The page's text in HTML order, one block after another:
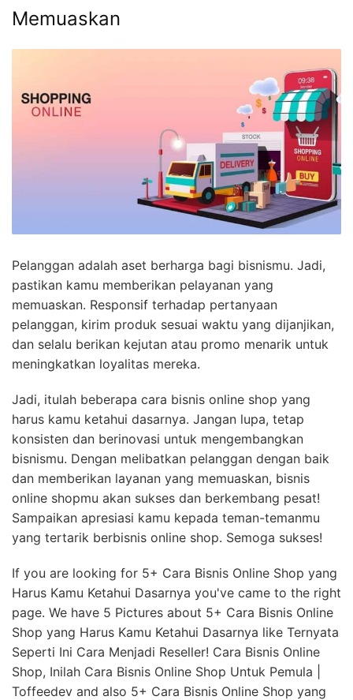
Memuaskan
Pelanggan adalah aset berharga bagi bisnismu. Jadi,
pastikan kamu memberikan pelayanan yang
memuaskan. Responsif terhadap pertanyaan
pelanggan, kirim produk sesuai waktu yang dijanjikan,
dan selalu berikan kejutan atau promo menarik untuk
meningkatkan loyalitas mereka.
Jadi, itulah beberapa cara bisnis online shop yang
harus kamu ketahui dasarnya. Jangan lupa, tetap
konsisten dan berinovasi untuk mengembangkan
bisnismu. Dengan melibatkan pelanggan dengan baik
dan memberikan layanan yang memuaskan, bisnis
online shopmu akan sukses dan berkembang pesat!
Sampaikan apresiasi kamu kepada teman-temanmu
yang tertarik berbisnis online shop. Semoga sukses!
If you are looking for 5+ Cara Bisnis Online Shop yang
Harus Kamu Ketahui Dasarnya you've came to the right
page. We have 5 Pictures about 5+ Cara Bisnis Online
Shop yang Harus Kamu Ketahui Dasarnya like Ternyata
Seperti Ini Cara Menjadi Reseller! Cara Bisnis Online
Shop, Inilah Cara Bisnis Online Shop Untuk Pemula |
Toffeedev and also 5+ Cara Bisnis Online Shop yang